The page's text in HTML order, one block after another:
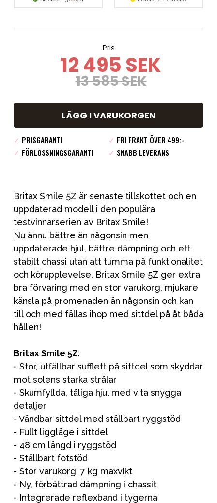
Pris
12 495 SEK
13 585 SEK
LÄGG I VARUKORGEN
✓ PRISGARANTI ✓ FRI FRAKT ÖVER 499:-
✓ FÖRLOSSNINGSGARANTI ✓ SNABB LEVERANS
Britax Smile 5Z är senaste tillskottet och en
uppdaterad modell i den populära
testvinnarserien av Britax Smile!
Nu ännu bättre än någonsin men
uppdaterade hjul, bättre dämpning och ett
stabilt chassi utan att tumma på funktionalitet
och körupplevelse. Britax Smile 5Z ger extra
bra förvaring med en stor varukorg, mjukare
känsla på promenaden än någonsin och kan
till och med fällas ihop med sittdel på åt båda
hållen!
Britax Smile 5Z:
- Stor, utfällbar sufflett på sittdel som skyddar
mot solens starka strålar
- Skumfyllda, tåliga hjul med vita snygga
detaljer
- Vändbar sittdel med ställbart ryggstöd
- Fullt liggläge i sittdel
- 48 cm längd i ryggstöd
- Ställbart fotstöd
- Stor varukorg, 7 kg maxvikt
- Ny, förbättrad dämpning i chassit
- Integrerade reflexband i tygerna